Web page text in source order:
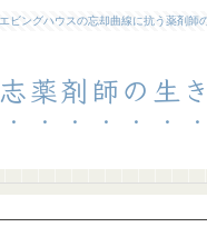
エビングハウスの忘却曲線に抗う薬剤師
薬剤師の生